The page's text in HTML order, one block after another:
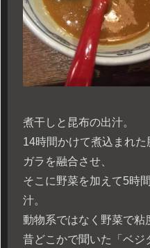
煮干しと昆布の出汁。
14時間かけて煮込まれ
ガラを融合させ、
そこに野菜を加えて5時
汁。
動物系ではなく野菜で粘
昔どこかで聞いた「ベジ